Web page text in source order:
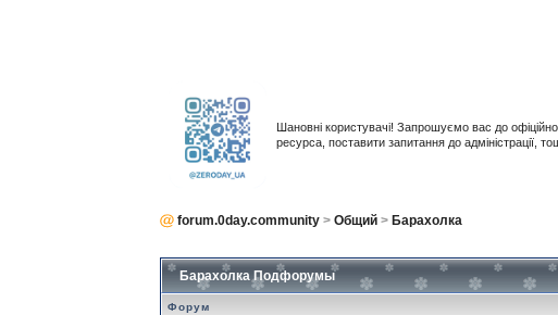
Шановні користувачі! Запрошуємо вас до
ресурса, поставити запитання до
forum.0day.community > Общий > Барахолка
Барахолка Подфорумы
Форум